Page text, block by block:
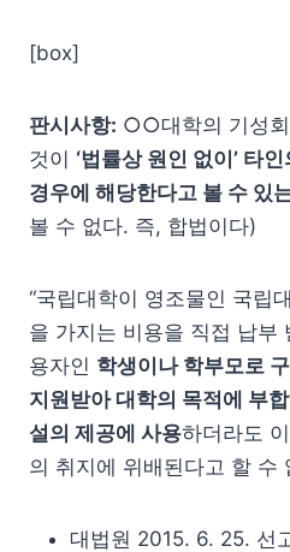
[box]
판시사항: ○○대학의 기성회
것이 ‘법률상 원인 없이’ 타
경우에 해당한다고 볼 수 있
볼 수 없다. 즉, 합법이다)
“국립대학이 영조물인 국립
을 가지는 비용을 직접 납부
용자인 학생이나 학부모로
지원받아 대학의 목적에 부
설의 제공에 사용하더라도
의 취지에 위배된다고 할 수
대법원 2015. 6. 25. 선